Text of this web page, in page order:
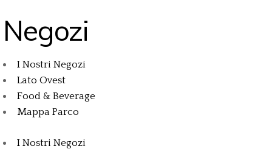
Negozi
I Nostri Negozi
Lato Ovest
Food & Beverage
Mappa Parco
I Nostri Negozi